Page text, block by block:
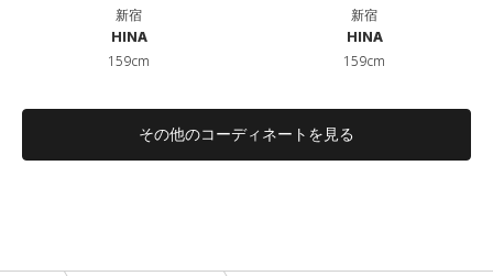
新宿
HINA
159cm
新宿
HINA
159cm
その他のコーディネートを見る